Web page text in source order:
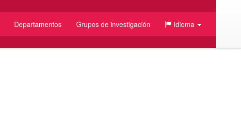
Departamentos Grupos de investigación Idioma